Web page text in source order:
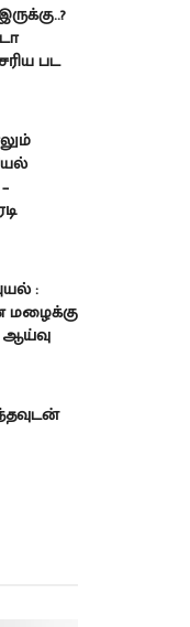
பட
:
மழைக்கு
ஆய்வு